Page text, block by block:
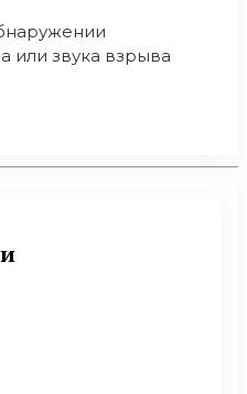
или звука взрыва